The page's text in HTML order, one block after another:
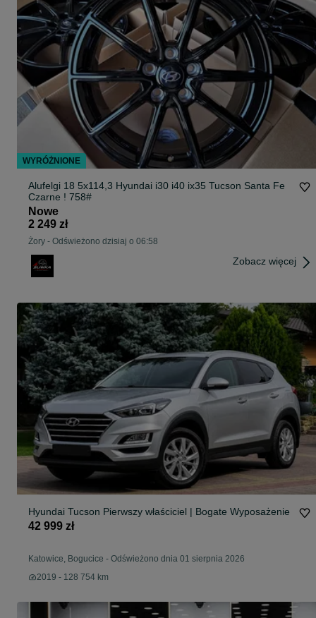
Alufelgi 18 5x114,3 Hyundai i30 i40 ix35 Tucson Santa Fe
Czarne ! 758#
Nowe
2 249 zł
Żory - Odświeżono dzisiaj o 06:58
Zobacz więcej
Hyundai Tucson Pierwszy właściciel | Bogate Wyposażenie
42 999 zł
Katowice, Bogucice - Odświeżono dnia 01 sierpnia 2026
2019 - 128 754 km
WYRÓŻNIONE